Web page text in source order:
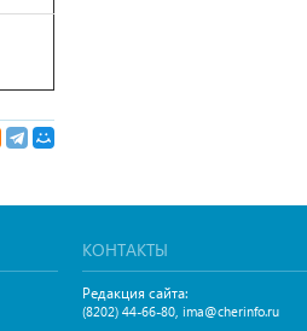
КОНТАКТЫ
Редакция сайта:
(8202) 44-66-80, ima@cherinfo.ru